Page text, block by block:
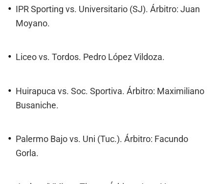
IPR Sporting vs. Universitario (SJ). Árbitro: Juan
Moyano.
Liceo vs. Tordos. Pedro López Vildoza.
Huirapuca vs. Soc. Sportiva. Árbitro: Maximiliano
Busaniche.
Palermo Bajo vs. Uni (Tuc.). Árbitro: Facundo
Gorla.